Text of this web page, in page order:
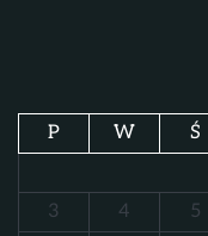
P
W Ś
3
4 5